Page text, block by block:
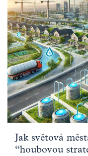
Jak světová
“houbovou